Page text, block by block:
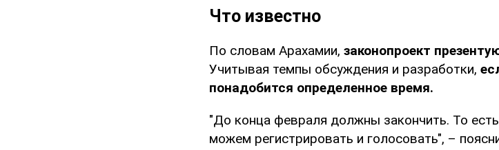
Что известно
По словам Арахамии, законопроект
Учитывая темпы обсуждения и разработки,
понадобится определенное время.
"До конца февраля должны закончить. То
можем регистрировать и голосовать", –